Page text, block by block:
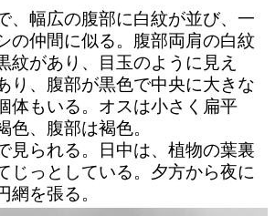
、幅広の腹部に白紋が並び、一
の仲間に似る。腹部両肩の白紋
紋があり、目玉のように見え
り、腹部が黒色で中央に大きな
体もいる。オスは小さく扁平
色、腹部は褐色。
見られる。日中は、植物の葉裏
じっとしている。夕方から夜に
網を張る。